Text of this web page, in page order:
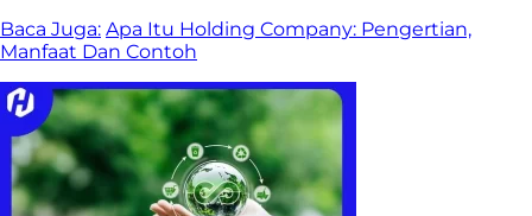
Baca Juga: Apa Itu Holding Company: Pengertian,
Manfaat Dan Contoh